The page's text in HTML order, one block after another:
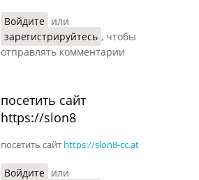
Войдите или
зарегистрируйтесь , чтобы
отправлять комментарии
посетить сайт
https://slon8
посетить сайт https://slon8-cc.at
Войдите или